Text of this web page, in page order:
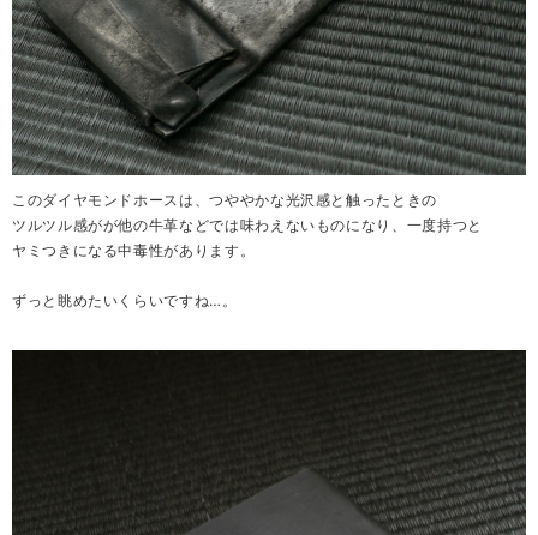
このダイヤモンドホースは、つややかな光沢感と触ったときの
ツルツル感がが他の牛革などでは味わえないものになり、一度持つと
ヤミつきになる中毒性があります。
ずっと眺めたいくらいですね…。